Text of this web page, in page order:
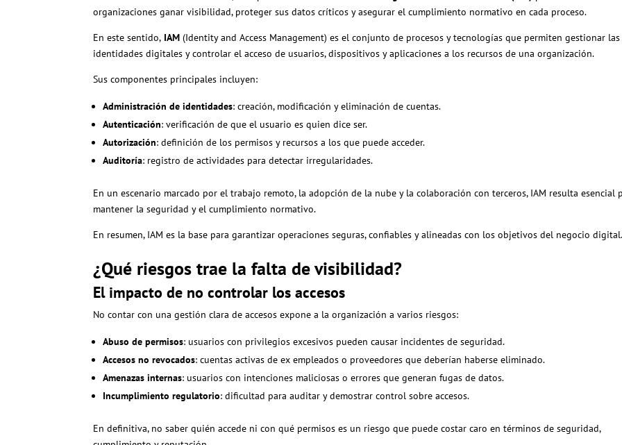
organizaciones ganar visibilidad, proteger sus datos críticos y asegurar el cumplimiento normativo en cada proceso.
En este sentido, IAM (Identity and Access Management) es el conjunto de procesos y tecnologías que permiten gestionar las
identidades digitales y controlar el acceso de usuarios, dispositivos y aplicaciones a los recursos de una organización.
Sus componentes principales incluyen:
Administración de identidades: creación, modificación y eliminación de cuentas.
Autenticación: verificación de que el usuario es quien dice ser.
Autorización: definición de los permisos y recursos a los que puede acceder.
Auditoría: registro de actividades para detectar irregularidades.
En un escenario marcado por el trabajo remoto, la adopción de la nube y la colaboración con terceros, IAM resulta esencial
mantener la seguridad y el cumplimiento normativo.
En resumen, IAM es la base para garantizar operaciones seguras, confiables y alineadas con los objetivos del negocio digital.
¿Qué riesgos trae la falta de visibilidad?
El impacto de no controlar los accesos
No contar con una gestión clara de accesos expone a la organización a varios riesgos:
Abuso de permisos: usuarios con privilegios excesivos pueden causar incidentes de seguridad.
Accesos no revocados: cuentas activas de ex empleados o proveedores que deberían haberse eliminado.
Amenazas internas: usuarios con intenciones maliciosas o errores que generan fugas de datos.
Incumplimiento regulatorio: dificultad para auditar y demostrar control sobre accesos.
En definitiva, no saber quién accede ni con qué permisos es un riesgo que puede costar caro en términos de seguridad,